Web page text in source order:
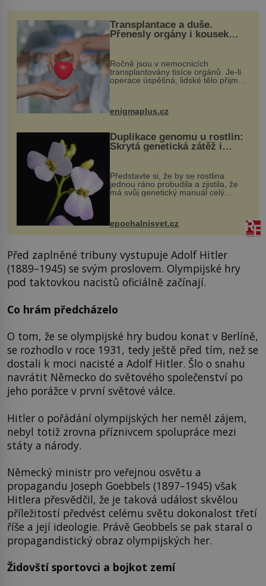
Transplantace a duše.
Přenesly orgány i kousek
Ročně jsou v nemocnicích
transplantovány tisíce orgánů. Je-li
operace úspěšná, lidské tělo přijme
enigmaplus.cz
Duplikace genomu u rostlin:
Skrytá genetická zátěž i
Představte si, že by se rostlina
jednou ráno probudila a zjistila, že
má svůj genetický manuál celý
vstupenka...
epochalnisvet.cz
Před zaplněné tribuny vystupuje Adolf Hitler
(1889–1945) se svým proslovem. Olympijské hry
pod taktovkou nacistů oficiálně začínají.
Co hrám předcházelo
O tom, že se olympijské hry budou konat v Berlíně,
se rozhodlo v roce 1931, tedy ještě před tím, než se
dostali k moci nacisté a Adolf Hitler. Šlo o snahu
navrátit Německo do světového společenství po
jeho porážce v první světové válce.
Hitler o pořádání olympijských her neměl zájem,
nebyl totiž zrovna příznivcem spolupráce mezi
státy a národy.
Německý ministr pro veřejnou osvětu a
propagandu Joseph Goebbels (1897–1945) však
Hitlera přesvědčil, že je taková událost skvělou
příležitostí předvést celému světu dokonalost třetí
říše a její ideologie. Právě Geobbels se pak staral o
propagandistický obraz olympijských her.
Židovští sportovci a bojkot zemí